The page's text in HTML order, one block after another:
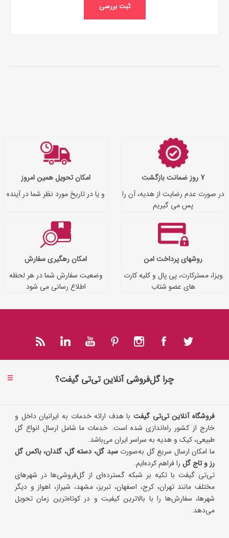
ثبت بررسی
7 روز ضمانت بازگشت
در صورت عدم رضایت از هدیه، آن را
پس می گیریم
امکان تحویل همین امروز
و یا در تاریخ مورد نظر شما در آینده
روشهای پرداخت امن
ویزا، مسترکارت، پی پال و کلیه کارت
های عضو شتاب
امکان رهگیری سفارش
وضعیت سفارش شما در هر لحظه
اطلاع رسانی می شود
چرا گل‌فروشی آنلاین تی‌تی گیفت؟
فروشگاه آنلاین تی‌تی گیفتبا هدف ارائه خدمات به ایرانیان داخل و
خارج از کشور راه‌اندازی شده است. خدمات ما شامل ارسال انواع گل
طبیعی، کیک و هدیه به سراسر ایران می‌باشد.
ما امکان ارسال سریع گل به‌صورتسبد گل، دسته گل، گلدان، باکس گل
رز و تاج گل را فراهم کرده‌ایم.
تی‌تی گیفت با تکیه بر شبکه گسترده‌ای از گل‌فروشی‌ها در شهرهای
مختلف مانند تهران، کرج، اصفهان، تبریز، مشهد، شیراز، اهواز و دیگر
شهرها، سفارش‌ها را با بالاترین کیفیت و در کوتاه‌ترین زمان تحویل
می‌دهد.